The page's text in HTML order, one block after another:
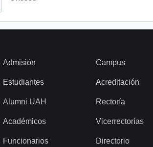
Admisión
Estudiantes
Alumni UAH
Académicos
Funcionarios
Campus
Acreditación
Rectoría
Vicerrectorías
Directorio